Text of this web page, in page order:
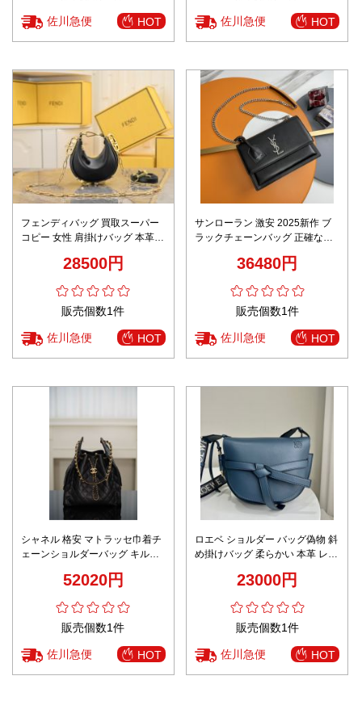
佐川急便 HOT 佐川急便 HOT
フェンディバッグ 買取スーパー
コピー 女性 肩掛けバッグ 本革
28500円
販売個数1件
佐川急便 HOT
サンローラン 激安 2025新作 ブ
ラックチェーンバッグ 正確な刻
仕様の高再現度モデル 発送保証
36480円
販売個数1件
佐川急便 HOT
シャネル 格安 マトラッセ巾着チ
ェーンショルダーバッグ キルテ
52020円
販売個数1件
佐川急便 HOT
ロエベ ショルダー バッグ偽物 斜
め掛けバッグ 柔らかい 本革 レザ
23000円
販売個数1件
佐川急便 HOT